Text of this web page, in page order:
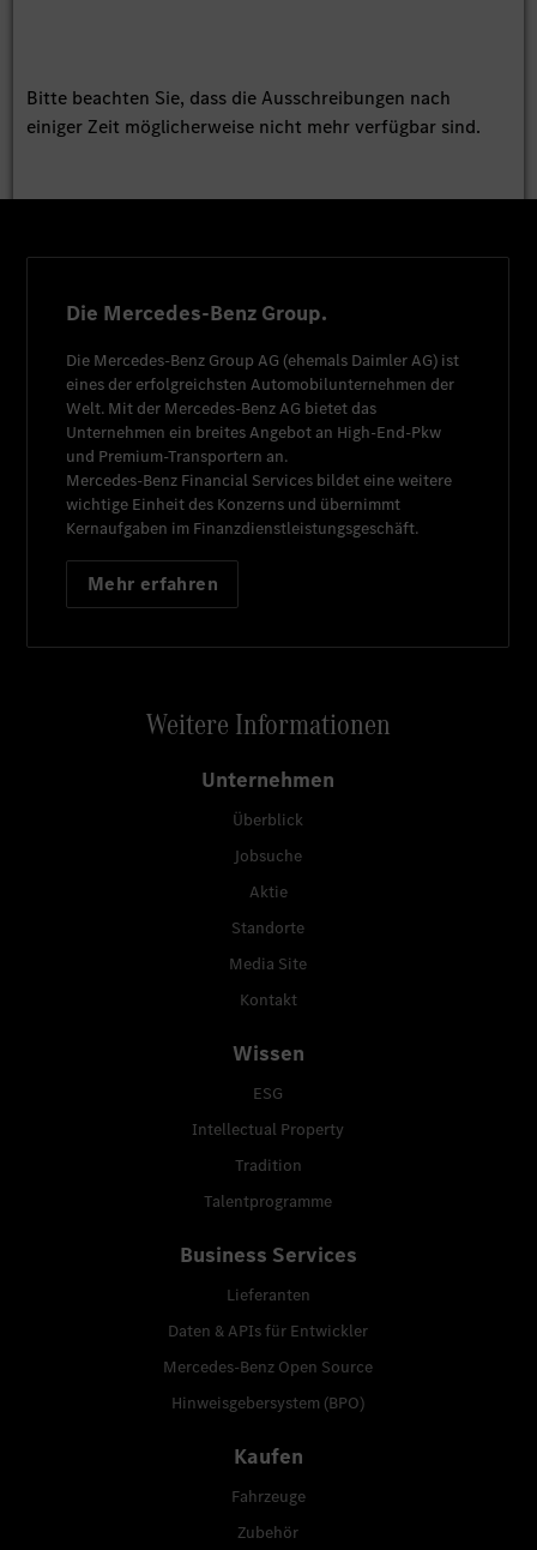
Bitte beachten Sie, dass die Ausschreibungen nach
einiger Zeit möglicherweise nicht mehr verfügbar sind.
Die Mercedes-Benz Group.
Die Mercedes-Benz Group AG (ehemals Daimler AG) ist
eines der erfolgreichsten Automobilunternehmen der
Welt. Mit der Mercedes-Benz AG bietet das
Unternehmen ein breites Angebot an High-End-Pkw
und Premium-Transportern an.
Mercedes-Benz Financial Services bildet eine weitere
wichtige Einheit des Konzerns und übernimmt
Kernaufgaben im Finanzdienstleistungsgeschäft.
Mehr erfahren
Weitere Informationen
Unternehmen
Überblick
Jobsuche
Aktie
Standorte
Media Site
Kontakt
Wissen
ESG
Intellectual Property
Tradition
Talentprogramme
Business Services
Lieferanten
Daten & APIs für Entwickler
Mercedes-Benz Open Source
Hinweisgebersystem (BPO)
Kaufen
Fahrzeuge
Zubehör